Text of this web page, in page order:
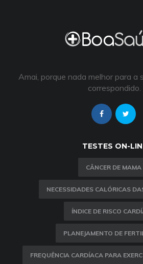
Amai, porque nada melhor para a
correspondido.
TESTES ON-
CÂNCER DE MAMA
NECESSIDADES CALÓRICAS
ÍNDICE DE RISCO
PLANEJAMENTO DE
FREQUÊNCIA CARDÍACA PARA